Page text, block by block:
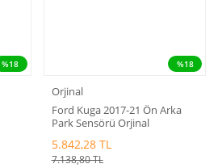
%18 %18
Orjinal
Ford Kuga 2017-21 Ön Arka
Park Sensörü Orjinal
5.842,28 TL
7.138,80 TL